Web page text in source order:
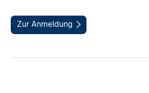
Zur Anmeldung